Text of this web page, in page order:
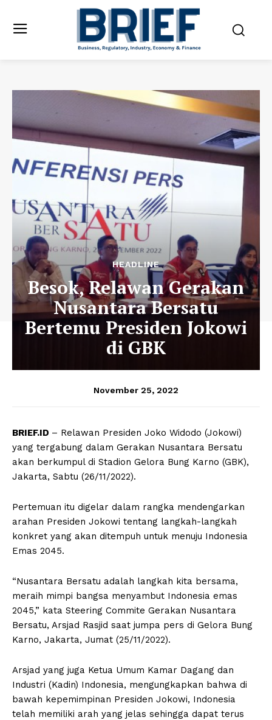
HEADLINE
Besok, Relawan Gerakan
Nusantara Bersatu
Bertemu Presiden Jokowi
di GBK
November 25, 2022
BRIEF.ID – Relawan Presiden Joko Widodo (Jokowi)
yang tergabung dalam Gerakan Nusantara Bersatu
akan berkumpul di Stadion Gelora Bung Karno (GBK),
Jakarta, Sabtu (26/11/2022).
Pertemuan itu digelar dalam rangka mendengarkan
arahan Presiden Jokowi tentang langkah-langkah
konkret yang akan ditempuh untuk menuju Indonesia
Emas 2045.
“Nusantara Bersatu adalah langkah kita bersama,
meraih mimpi bangsa menyambut Indonesia emas
2045,” kata Steering Commite Gerakan Nusantara
Bersatu, Arsjad Rasjid saat jumpa pers di Gelora Bung
Karno, Jakarta, Jumat (25/11/2022).
Arsjad yang juga Ketua Umum Kamar Dagang dan
Industri (Kadin) Indonesia, mengungkapkan bahwa di
bawah kepemimpinan Presiden Jokowi, Indonesia
telah memiliki arah yang jelas sehingga dapat terus